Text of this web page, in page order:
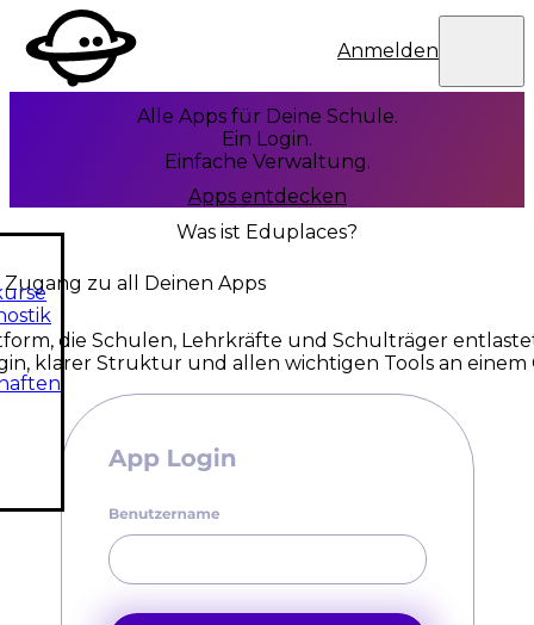
Eduplaces
Anmelden
Alle Apps für Deine Schule.
Ein Login.
Einfache Verwaltung.
Apps entdecken
Was ist Eduplaces?
zu all Deinen Apps
die Schulen, Lehrkräfte und Schulträger
klarer Struktur und allen wichtigen Tools an einem